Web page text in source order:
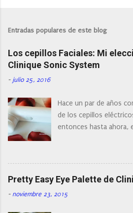
Entradas populares de este blog
Los cepillos Faciales: Mi
Clinique Sonic System
- julio 25, 2016
Hace un par de años
de los cepillos
entonces hasta ahora,
con diferentes
cepillos de rotación o
naturalmente de todos
actualidad tal variedad,
compra debemos de
Pretty Easy Eye Palette de
- noviembre 23, 2015